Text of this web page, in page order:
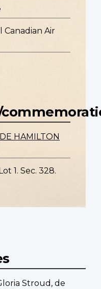
Canadian Air
HAMILTON
Lot 1. Sec. 328.
Stroud, de